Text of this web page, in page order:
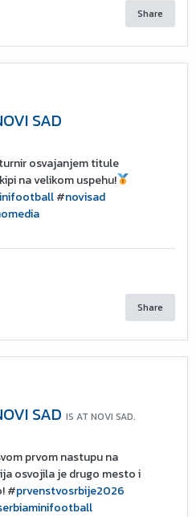
Share
SAD
osvajanjem titule
na velikom uspehu!
#novisad
Share
SAD IS AT NOVI SAD.
prvom nastupu na
osvojila je drugo mesto i
#prvenstvosrbije2026